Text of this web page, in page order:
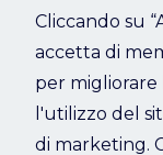
Cliccando su
accetta di
per migliorare
l'utilizzo del
di marketing.